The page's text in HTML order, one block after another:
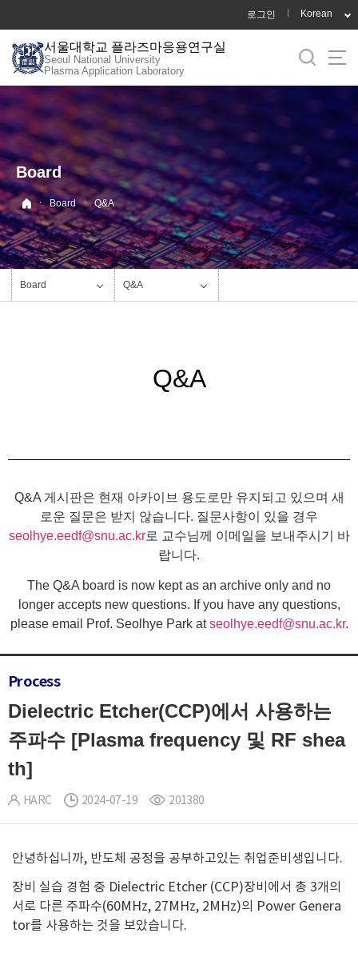
로
메
뉴
로그인 Korean
서울대학교 플라즈마응용연구실
Seoul National University
Plasma Application Laboratory
Board
· Board · Q&A
Board Q&A
Q&A
Q&A 게시판은 현재 아카이브 용도로만 유지되고 있으며 새
로운 질문은 받지 않습니다. 질문사항이 있을 경우
seolhye.eedf@snu.ac.kr로 교수님께 이메일을 보내주시기 바
랍니다.
The Q&A board is now kept as an archive only and no
longer accepts new questions. If you have any questions,
please email Prof. Seolhye Park atseolhye.eedf@snu.ac.kr.
Process
Dielectric Etcher(CCP)에서 사용하는
주파수 [Plasma frequency 및 RF shea
th]
HARC 2024-07-19 201380
안녕하십니까, 반도체 공정을 공부하고있는 취업준비생입니다.
장비 실습 경험 중 Dielectric Etcher (CCP)장비에서 총 3개의
서로 다른 주파수(60MHz, 27MHz, 2MHz)의 Power Genera
tor를 사용하는 것을 보았습니다.